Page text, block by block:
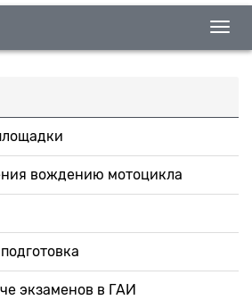
вождению мотоцикла
экзаменов в ГАИ